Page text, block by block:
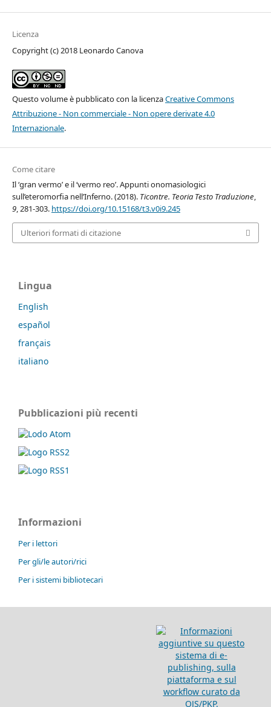
Licenza
Copyright (c) 2018 Leonardo Canova
Questo volume è pubblicato con la licenzaCreative Commons
Attribuzione - Non commerciale - Non opere derivate 4.0
Internazionale.
Come citare
Il ‘gran vermo’ e il ‘vermo reo’. Appunti onomasiologici
sull’eteromorfia nell’Inferno. (2018). Ticontre. Teoria Testo Traduzione,
9, 281-303. https://doi.org/10.15168/t3.v0i9.245
Ulteriori formati di citazione
Lingua
English
español
français
italiano
Pubblicazioni più recenti
Informazioni
Per i lettori
Per gli/le autori/rici
Per i sistemi bibliotecari